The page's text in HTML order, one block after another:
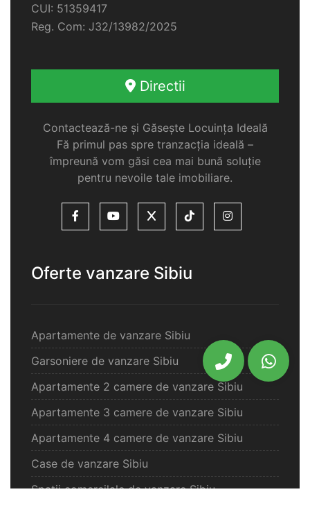
CUI: 51359417
Reg. Com: J32/13982/2025
Directii
Contactează-ne și Găsește Locuința Ideală
Fă primul pas spre tranzacția ideală –
împreună vom găsi cea mai bună soluție
pentru nevoile tale imobiliare.
Oferte vanzare Sibiu
Apartamente de vanzare Sibiu
Garsoniere de vanzare Sibiu
Apartamente 2 camere de vanzare Sibiu
Apartamente 3 camere de vanzare Sibiu
Apartamente 4 camere de vanzare Sibiu
Case de vanzare Sibiu
Spatii comercilale de vanzare Sibiu